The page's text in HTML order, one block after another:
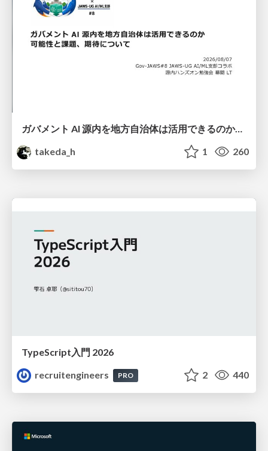
ガバメント AI 源内を地方自治体は活用できるのか 可能性と課題、期待について
takeda_h
1 260
TypeScript入門 2026
recruitengineers
PRO 2 440